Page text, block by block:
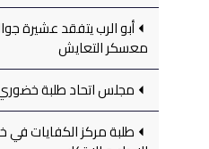
أبو الرب يتفقد عشيرة
معسكر التعايش
مجلس اتحاد طلبة خضوري
طلبة مركز الكفايات